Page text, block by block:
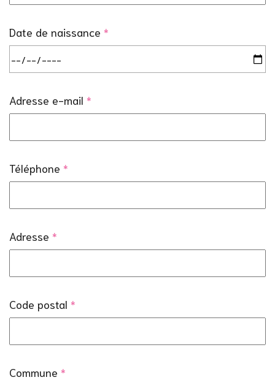
Date de naissance *
Adresse e-mail *
Téléphone *
Adresse *
Code postal *
Commune *